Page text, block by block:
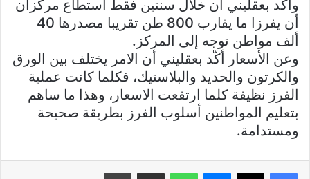
وأكّد بعقليني أن خلال سنتين فقط استطاع مركزان
أن يفرزا ما يقارب 800 طن تقريبا مصدرها 40
ألف مواطن توجه إلى المركز.
وعن الأسعار أكّد بعقليني أن الامر يختلف بين الورق
والكرتون والحديد والبلاستيك، فكلما كانت عملية
الفرز نظيفة كلما ارتفعت الاسعار، وهذا ما ساهم
بتعليم المواطنين أسلوب الفرز بطريقة صحيحة
ومستدامة.
فيسبوك X ماسنجر واتساب مشاركة عبر البريد طباعة